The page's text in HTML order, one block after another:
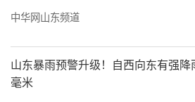
中华网山东频道
山东暴雨预警升级！自西向东有强
毫米